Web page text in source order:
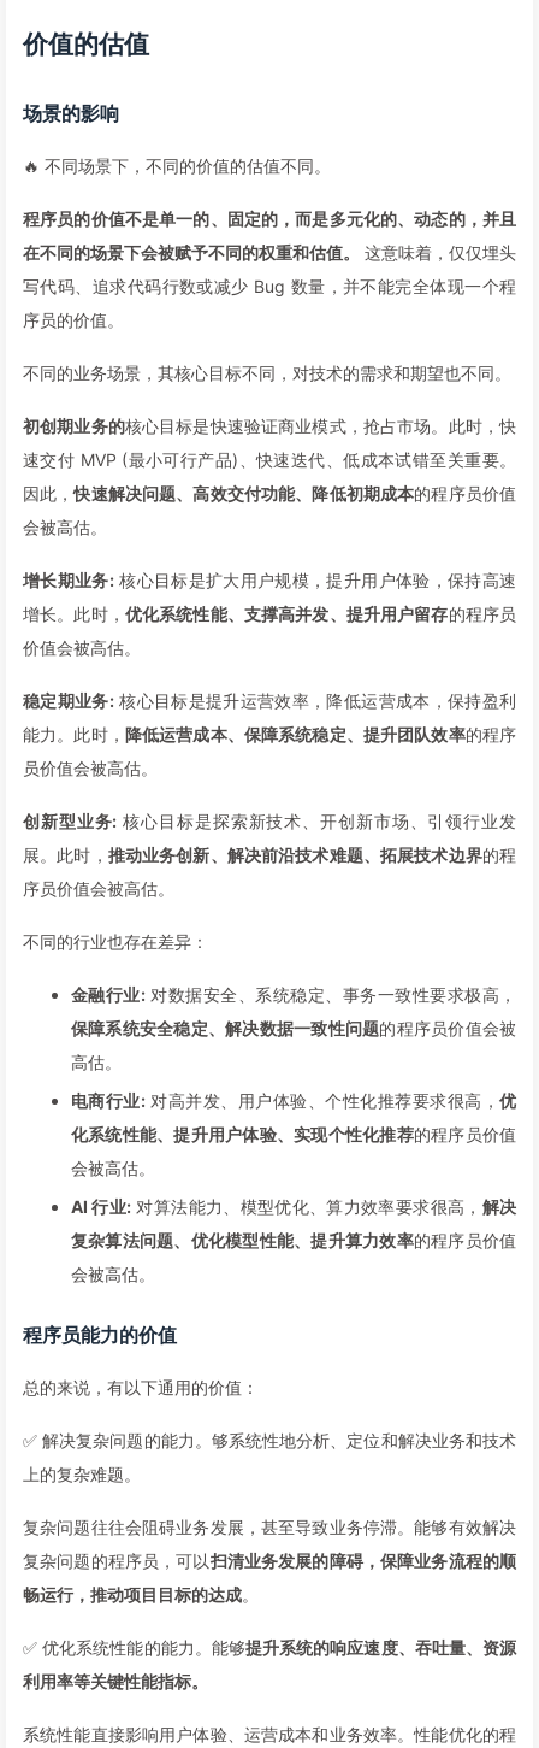
价值的估值
场景的影响
🔥 不同场景下，不同的价值的估值不同。
程序员的价值不是单一的、固定的，而是多元化的、动态的，并且
在不同的场景下会被赋予不同的权重和估值。
这意味着，仅仅埋头
写代码、追求代码行数或减少 Bug 数量，并不能完全体现一个程
序员的价值。
不同的业务场景，其核心目标不同，对技术的需求和期望也不同。
初创期业务的核心目标是快速验证商业模式，抢占市场。此时，快
速交付 MVP (最小可行产品)、快速迭代、低成本试错至关重要。
因此，快速解决问题、高效交付功能、降低初期成本的程序员价值
会被高估。
增长期业务:核心目标是扩大用户规模，提升用户体验，保持高速
增长。此时， 优化系统性能、支撑高并发、提升用户留存的程序员
价值会被高估。
稳定期业务:核心目标是提升运营效率，降低运营成本，保持盈利
能力。此时， 降低运营成本、保障系统稳定、提升团队效率的程序
员价值会被高估。
创新型业务: 核心目标是探索新技术、开创新市场、引领行业发
展。此时， 推动业务创新、解决前沿技术难题、拓展技术边界的程
序员价值会被高估。
不同的行业也存在差异：
金融行业:对数据安全、系统稳定、事务一致性要求极高，
保障系统安全稳定、解决数据一致性问题的程序员价值会被
高估。
电商行业:对高并发、用户体验、个性化推荐要求很高，优
化系统性能、提升用户体验、实现个性化推荐的程序员价值
会被高估。
AI 行业: 对算法能力、模型优化、算力效率要求很高， 解决
复杂算法问题、优化模型性能、提升算力效率的程序员价值
会被高估。
程序员能力的价值
总的来说，有以下通用的价值：
✅ 解决复杂问题的能力。够系统性地分析、定位和解决业务和技术
上的复杂难题。
复杂问题往往会阻碍业务发展，甚至导致业务停滞。能够有效解决
复杂问题的程序员，可以扫清业务发展的障碍，保障业务流程的顺
畅运行，推动项目目标的达成。
✅ 优化系统性能的能力。能够提升系统的响应速度、吞吐量、资源
利用率等关键性能指标。
系统性能直接影响用户体验、运营成本和业务效率。性能优化的程